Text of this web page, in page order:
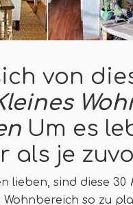
von
Um es
als je
lieben, sind diese 30
so zu